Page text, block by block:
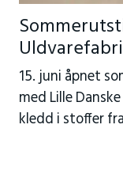
15. juni åpnet
med Lille
kledd i stoffer